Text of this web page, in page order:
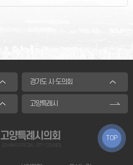
TOP
경기도 시·도의회
고양특례시
고양특례시의회
GOYANG SPECIAL CITY COUNCIL